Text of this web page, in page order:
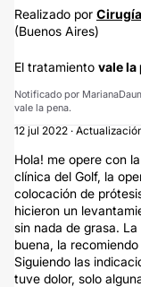
Realizado por
(Buenos Aires)
El tratamiento vale la
Notificado por
vale la pena.
12 jul 2022 ·
Hola! me opere con
clínica del Golf, la
colocación de
hicieron un
sin nada de grasa.
buena, la
Siguiendo las
tuve dolor, solo